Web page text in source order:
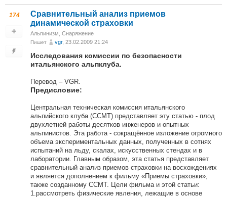
174
Сравнительный анализ приемов
динамической страховки
Альпинизм Снаряжение
Пишет vgr, 23.02.2009 21:24
Исследования комиссии по безопасности
итальянского альпклуба.
Перевод – VGR.
Предисловие:
Центральная техническая комиссия итальянского
альпийского клуба (CCMT) представляет эту статью - плод
двухлетней работы десятков инженеров и опытных
альпинистов. Эта работа - сокращённое изложение огромного
объема экспериментальных данных, полученных в сотнях
испытаний на льду, скалах, искусственных стендах и в
лаборатории. Главным образом, эта статья представляет
сравнительный анализ приемов страховки на восхождениях
и является дополнением к фильму «Приемы страховки»,
также созданному CCMT. Цели фильма и этой статьи:
1.рассмотреть физические явления, лежащие в основе